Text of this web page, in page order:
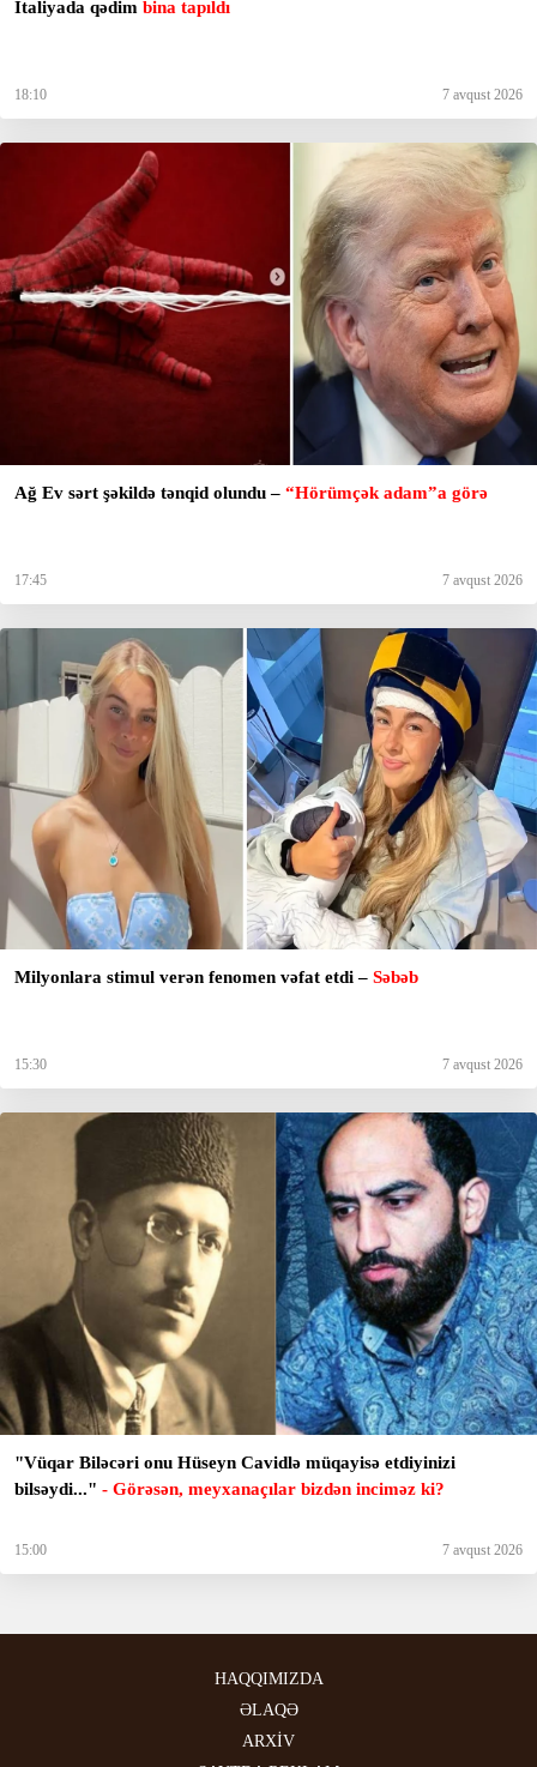
İtaliyada qədim bina tapıldı
18:10 7 avqust 2026
Ağ Ev sərt şəkildə tənqid olundu – “Hörümçək adam”a görə
17:45 7 avqust 2026
Milyonlara stimul verən fenomen vəfat etdi – Səbəb
15:30 7 avqust 2026
"Vüqar Biləcəri onu Hüseyn Cavidlə müqayisə etdiyinizi
bilsəydi..." - Görəsən, meyxanaçılar bizdən inciməz ki?
15:00 7 avqust 2026
HAQQIMIZDA
ƏLAQƏ
ARXİV